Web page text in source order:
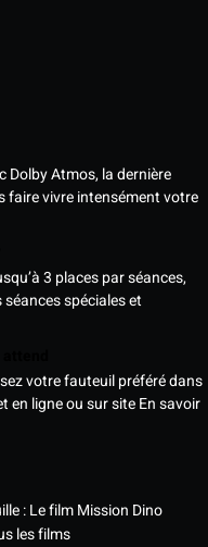
Dolby Atmos, la dernière
faire vivre intensément votre
3 places par séances,
spéciales et
votre fauteuil préféré dans
en ligne ou sur siteEn savoir
: Le film Mission Dino
les films